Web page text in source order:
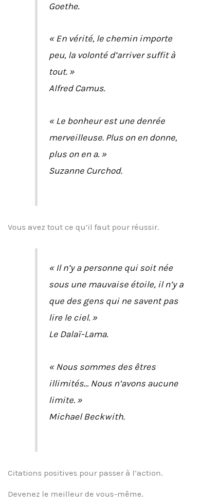
Goethe.
« En vérité, le chemin importe
peu, la volonté d’arriver suffit à
tout. »
Alfred Camus.
« Le bonheur est une denrée
merveilleuse. Plus on en donne,
plus on en a. »
Suzanne Curchod.
Vous avez tout ce qu’il faut pour réussir.
« Il n’y a personne qui soit née
sous une mauvaise étoile, il n’y a
que des gens qui ne savent pas
lire le ciel. »
Le Dalaï-Lama.
« Nous sommes des êtres
illimités… Nous n’avons aucune
limite. »
Michael Beckwith.
Citations positives pour passer à l’action.
Devenez le meilleur de vous-même.